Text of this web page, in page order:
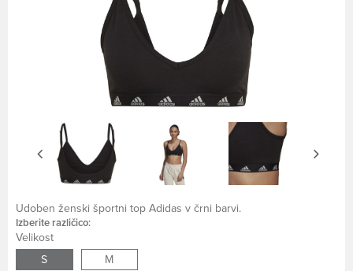
Udoben ženski športni top Adidas v črni barvi.
Izberite različico:
Velikost
S
M